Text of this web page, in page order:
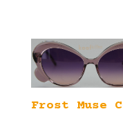
Frost Muse